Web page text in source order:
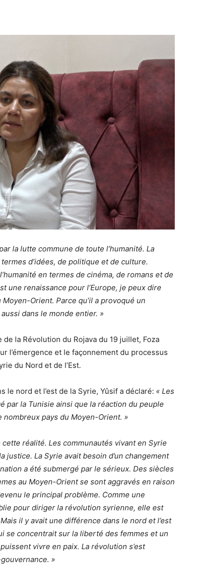
la lutte commune de toute l’humanité. La
d’idées, de politique et de culture.
en termes de cinéma, de romans et de
une renaissance pour l’Europe, je peux dire
Orient. Parce qu’il a provoqué un
dans le monde entier. »
de la Révolution du Rojava du 19 juillet, Foza
l’émergence et le façonnement du processus
du Nord et de l’Est.
nord et l’est de la Syrie, Yûsif a déclaré: « Les
par la Tunisie ainsi que la réaction du peuple
pays du Moyen-Orient. »
réalité. Les communautés vivant en Syrie
La Syrie avait besoin d’un changement
a été submergé par le sérieux. Des siècles
au Moyen-Orient se sont aggravés en raison
le principal problème. Comme une
pour diriger la révolution syrienne, elle est
il y avait une différence dans le nord et l’est
se concentrait sur la liberté des femmes et un
vivre en paix. La révolution s’est
»